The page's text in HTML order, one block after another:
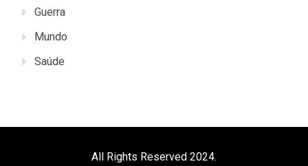
Guerra
Mundo
Saúde
All Rights Reserved 2024.